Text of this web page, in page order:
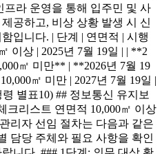
라 운영을 통해 입주민 및 사
공하고, 비상 상황 발생 시 신
입니다. | 단계 | 연면적 | 시행
이상 | 2025년 7월 19일 | | **2
㎡ 미만** | **2026년 7월 19
㎡ 미만 | 2027년 7월 19일 |
별표10) ## 정보통신 유지보
크리스트 연면적 10,000㎡ 이상
리자 선임 절차는 다음과 같은
담당 주체와 필요 사항을 확인